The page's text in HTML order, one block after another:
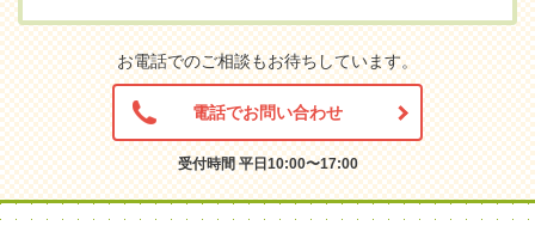
お電話でのご相談もお待ちしています。
電話でお問い合わせ
受付時間 平日10:00〜17:00